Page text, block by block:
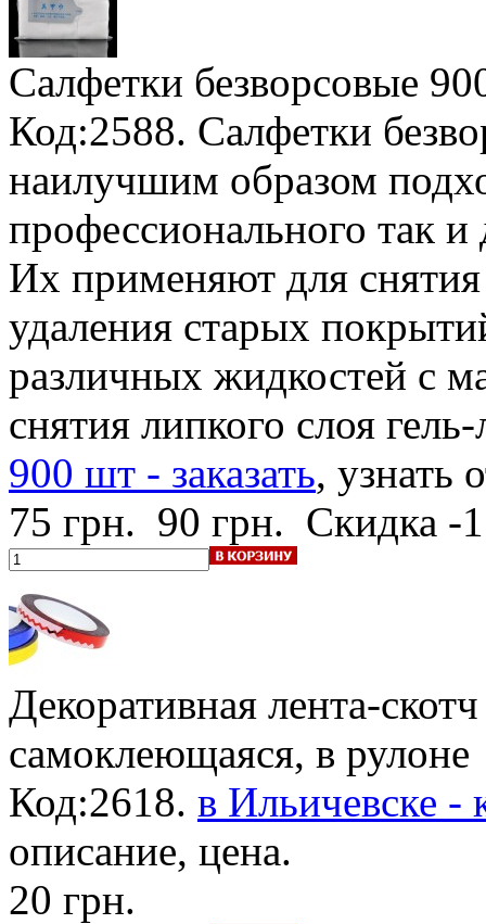
Салфетки безворсовые
Код:2588. Салфетки
наилучшим образом
профессионального так
Их применяют для снятия
удаления старых
различных жидкостей с
снятия липкого слоя
900 шт - заказать, узнать
75 грн. 90 грн. Скидка -
Декоративная лента-
самоклеющаяся, в рулоне
Код:2618. в Ильичевске -
описание, цена.
20 грн.